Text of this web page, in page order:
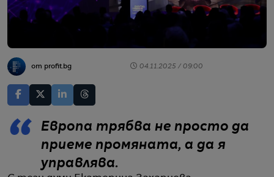
от profit.bg 04.11.2025 / 09:00
Европа трябва не просто да
приеме промяната, а да я
управлява.